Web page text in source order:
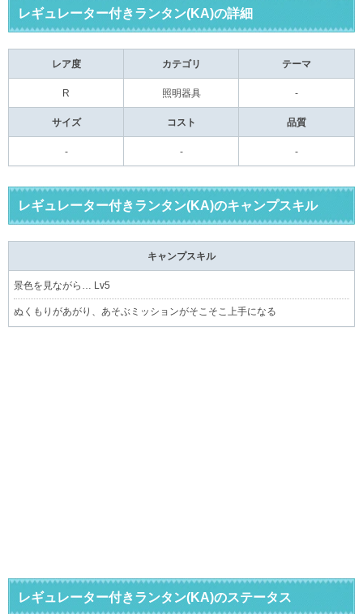
レギュレーター付きランタン(KA)の詳細
レア度 カテゴリ テーマ
R 照明器具 -
サイズ コスト 品質
- - -
レギュレーター付きランタン(KA)のキャンプスキル
キャンプスキル
景色を見ながら… Lv5
ぬくもりがあがり、あそぶミッションがそこそこ上手になる
レギュレーター付きランタン(KA)のステータス